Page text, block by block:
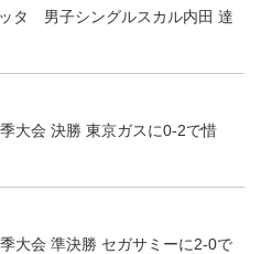
タ 男子シングルスカル内田 達
大会 決勝 東京ガスに0-2で惜
大会 準決勝 セガサミーに2-0で